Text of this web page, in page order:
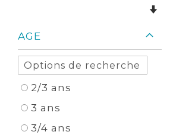
AGE
2/3 ans
3 ans
3/4 ans